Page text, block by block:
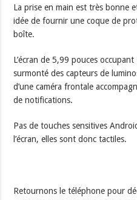
La prise en main est très bonne
idée de fournir une coque de
boîte.
L’écran de 5,99 pouces
surmonté des capteurs de
d’une caméra frontale
de notifications.
Pas de touches sensitives
l’écran, elles sont donc tactiles.
Retournons le téléphone pour